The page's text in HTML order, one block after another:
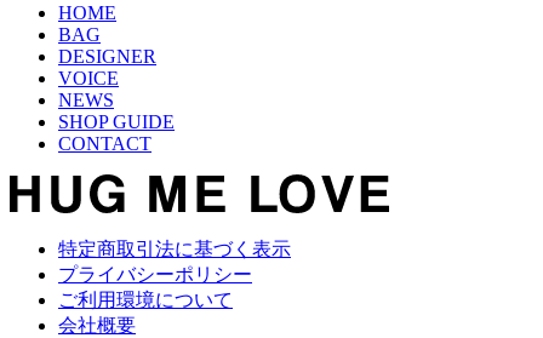
HOME
BAG
DESIGNER
VOICE
NEWS
SHOP GUIDE
CONTACT
特定商取引法に基づく表示
プライバシーポリシー
ご利用環境について
会社概要